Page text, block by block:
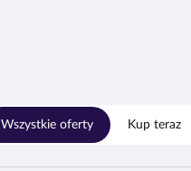
Wszystkie oferty Kup teraz